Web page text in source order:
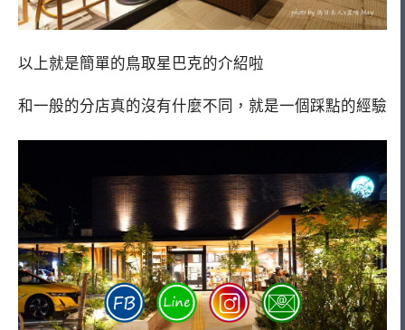
以上就是簡單的鳥取星巴克的介紹啦
和一般的分店真的沒有什麼不同，就是一個踩點的經驗